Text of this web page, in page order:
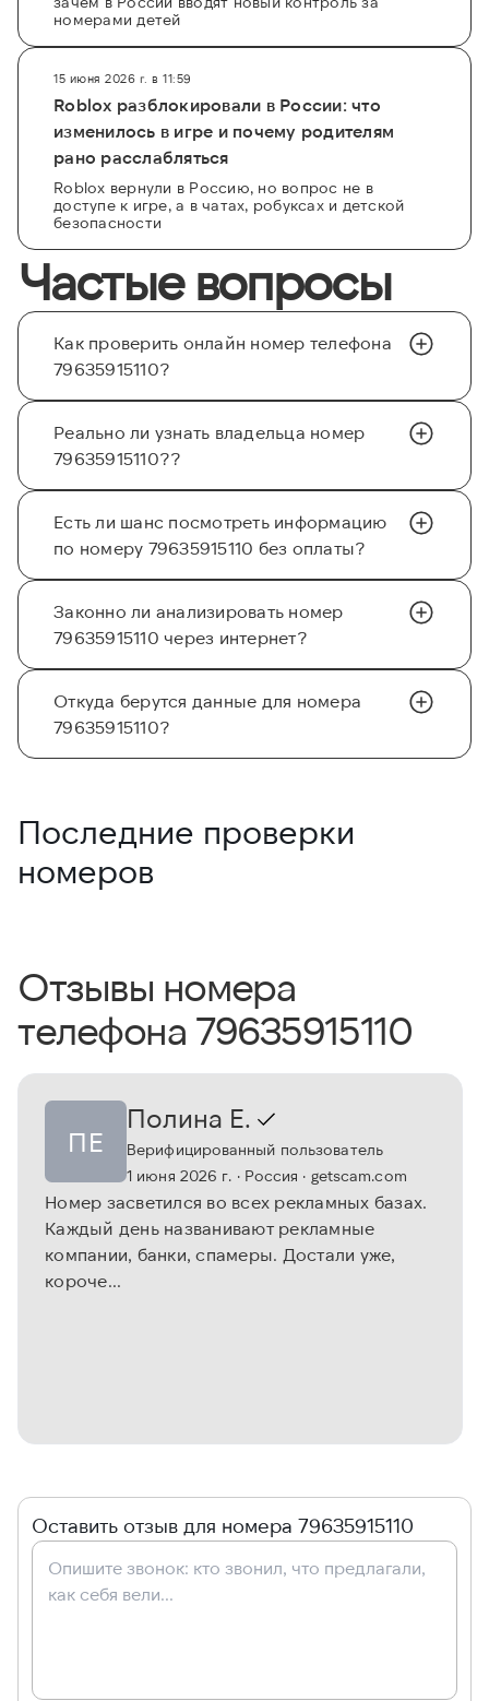
номерами детей
15 июня 2026 г. в 11:59
Roblox разблокировали в России: что
изменилось в игре и почему родителям
рано расслабляться
Roblox вернули в Россию, но вопрос не в
доступе к игре, а в чатах, робуксах и детской
безопасности
Частые вопросы
Как проверить онлайн номер телефона
79635915110?
Реально ли узнать владельца номер
79635915110??
Есть ли шанс посмотреть информацию
по номеру 79635915110 без оплаты?
Законно ли анализировать номер
79635915110 через интернет?
Откуда берутся данные для номера
79635915110?
Последние проверки
номеров
Отзывы номера
телефона 79635915110
ПЕ
Полина Е.
Верифицированный пользователь
1 июня 2026 г. · Россия · getscam.com
Номер засветился во всех рекламных базах.
Каждый день названивают рекламные
компании, банки, спамеры. Достали уже,
короче...
Оставить отзыв для номера 79635915110